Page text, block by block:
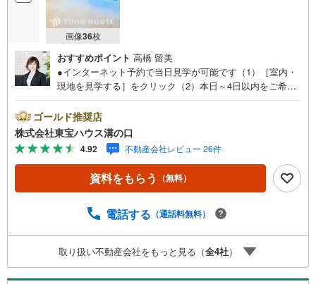
画像36枚
おすすめポイント 高橋 留美
●インターネット予約で当日見学が可能です（1）［室内・
現地を見学する］をクリック（2）本日～4日以内をご希望
い！●10:00～21:00はお電話でのお問い合わせがスムーズで
す。【Yahoo！ 不動産キャンペーン対象店舗】当店で物件
を成約するとPayPayポイントがもらえる「Yahoo！不動産
物件ご成約キャンペーン」の対象になります。「資料をも
らう」「見学予約をする」ボタンからお問い合わせくださ
い。※必ずYahoo！ JAPAN IDでログインしてください。※P
客様からのお言葉に感謝してこれからも楽しく素敵なお家
らまずは、お気軽に東宝ハウス溝の口に相談してみません
か？何も決まっていなくて大丈夫！まずはお客様の夢をお
聞かせ下さい！未来の「不安」を「安心」に変える「未来
ゴールド推奨店
株式会社東宝ハウス溝の口
4.92 不動産会社レビュー 26件
資料をもらう （無料）
電話する （通話料無料）
取り扱い不動産会社をもっと見る（全4社）